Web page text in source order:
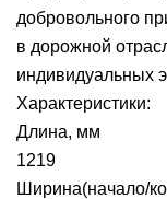
добровольного
в дорожной
индивидуальных
Характеристики:
Длина, мм
1219
Ширина(начало/